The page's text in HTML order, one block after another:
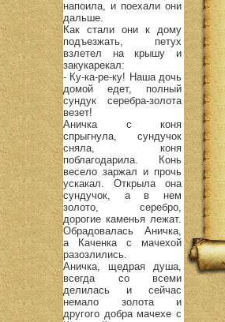
напоила, и поехали они
дальше.
Как стали они к дому
подъезжать, петух
взлетел на крышу и
закукарекал:
- Ку-ка-ре-ку! Наша дочь
домой едет, полный
сундук серебра-золота
везет!
Аничка с коня
спрыгнула, сундучок
сняла, коня
поблагодарила. Конь
весело заржал и прочь
ускакал. Открыла она
сундучок, а в нем
золото, серебро,
дорогие каменья лежат.
Обрадовалась Аничка,
а Каченка с мачехой
разозлились.
Аничка, щедрая душа,
всегда со всеми
делилась и сейчас
немало золота и
другого добра мачехе с